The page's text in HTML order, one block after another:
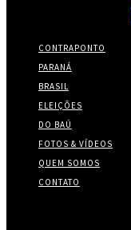
CONTRAPONTO
PARANÁ
BRASIL
ELEIÇÕES
DO BAÚ
FOTOS & VÍDEOS
QUEM SOMOS
CONTATO